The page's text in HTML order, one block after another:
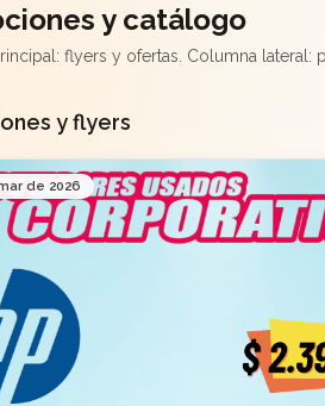
y catálogo
flyers y ofertas. Columna lateral:
y flyers
de 2026